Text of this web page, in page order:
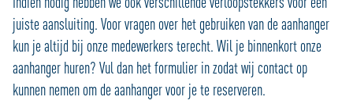
juiste aansluiting. Voor vragen over het gebruiken van de aanhanger
kun je altijd bij onze medewerkers terecht. Wil je binnenkort onze
aanhanger huren? Vul dan het formulier in zodat wij contact op
kunnen nemen om de aanhanger voor je te reserveren.